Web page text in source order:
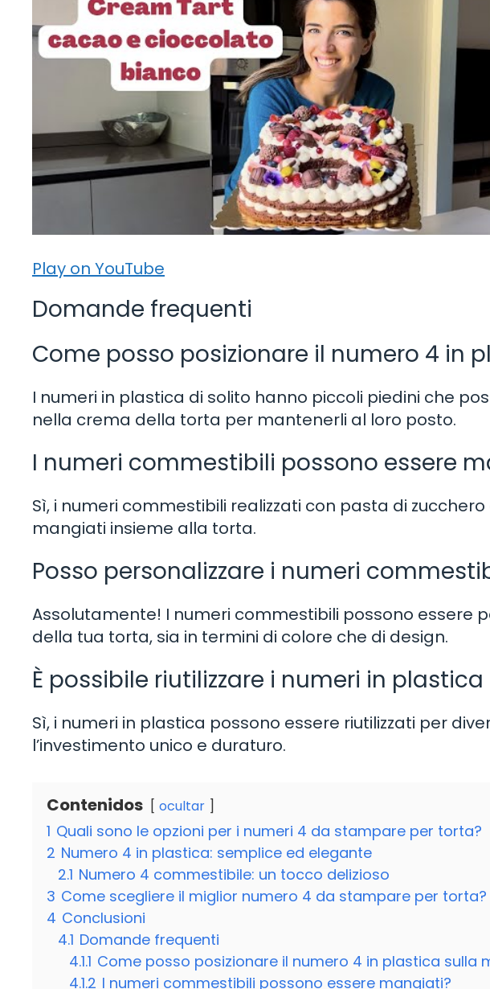
Play on YouTube
Domande frequenti
Come posso posizionare il numero 4 in
I numeri in plastica di solito hanno piccoli piedini che
nella crema della torta per mantenerli al loro posto.
I numeri commestibili possono essere
Sì, i numeri commestibili realizzati con pasta di
mangiati insieme alla torta.
Posso personalizzare i numeri
Assolutamente! I numeri commestibili possono essere
della tua torta, sia in termini di colore che di design.
È possibile riutilizzare i numeri in
Sì, i numeri in plastica possono essere riutilizzati per
l’investimento unico e duraturo.
Contenidos ocultar
1 Quali sono le opzioni per i numeri 4 da stampare per torta?
2 Numero 4 in plastica: semplice ed elegante
2.1 Numero 4 commestibile: un tocco delizioso
3 Come scegliere il miglior numero 4 da stampare per torta?
4 Conclusioni
4.1 Domande frequenti
4.1.1 Come posso posizionare il numero 4 in plastica sulla
4.1.2 I numeri commestibili possono essere mangiati?